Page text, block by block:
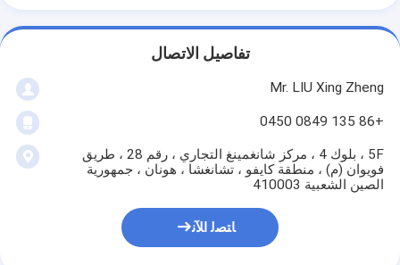
تفاصيل الاتصال
Mr. LIU Xing Zheng
+86 135 0849 0450
5F ، بلوك 4 ، مركز شانغمينغ التجاري ، رقم 28 ، طريق
فويوان (م) ، منطقة كايفو ، تشانغشا ، هونان ، جمهورية
الصين الشعبية 410003
ﺎﺘﺼﻟ ﺍﻶﻧ